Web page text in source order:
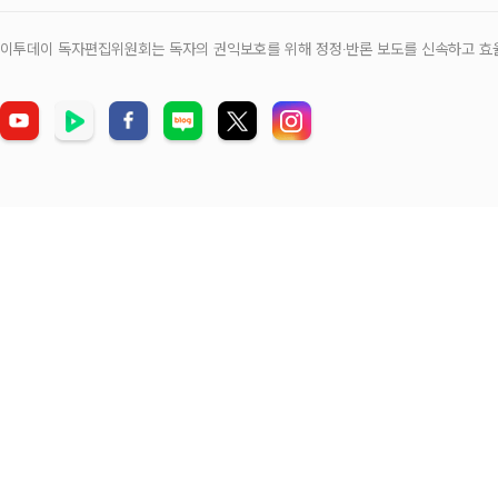
이투데이 독자편집위원회는 독자의 권익보호를 위해 정정‧반론 보도를 신속하고